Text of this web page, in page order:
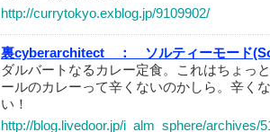
http://currytokyo.exblog.jp/9109902/
裏cyberarchitect ：
ソルティーモード
ダルバートなるカレー定食。これはちょっ
ールのカレーって辛くないのかしら。辛く
い！
http://blog.livedoor.jp/i_alm_sphere/archives/